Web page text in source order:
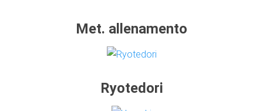
Met. allenamento
Ryotedori